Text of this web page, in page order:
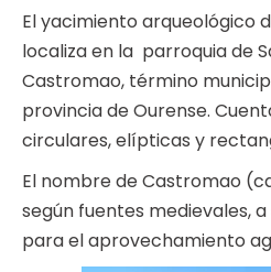
El yacimiento arqueológico
localiza en la parroquia de
Castromao, término
provincia de Ourense.
circulares, elípticas y
El nombre de Castromao
según fuentes medievales,
para el aprovechamiento